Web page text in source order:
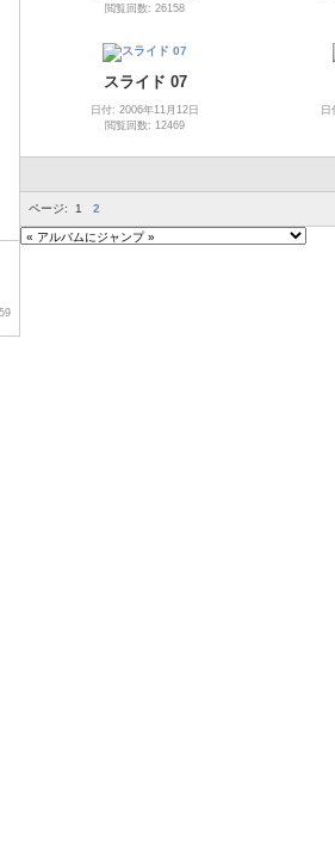
閲覧回数: 26158
スライド 07
日付: 2006年11月12日
閲覧回数: 12469
ページ: 1 2